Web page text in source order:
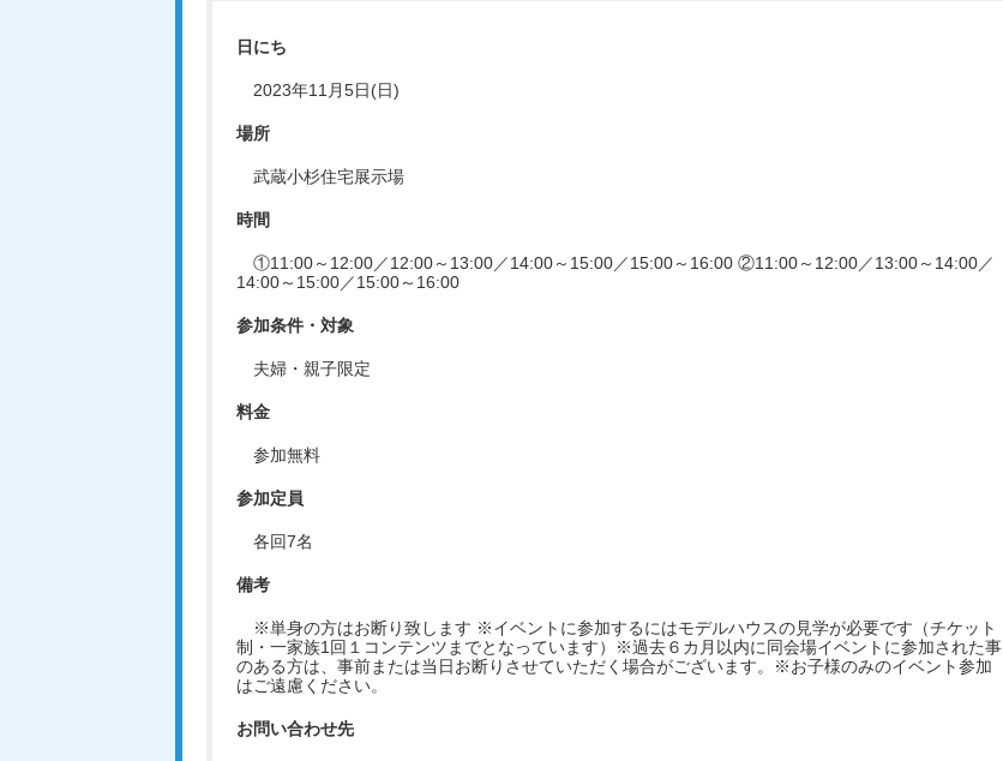
日にち
2023年11月5日(日)
場所
武蔵小杉住宅展示場
時間
①11:00～12:00／12:00～13:00／14:00～15:00／15:00～16:00 ②11:00～12:00／13:00～14:00／
14:00～15:00／15:00～16:00
参加条件・対象
夫婦・親子限定
料金
参加無料
参加定員
各回7名
備考
※単身の方はお断り致します ※イベントに参加するにはモデルハウスの見学が必要です（チケット
制・一家族1回１コンテンツまでとなっています）※過去６カ月以内に同会場イベントに参加された事
のある方は、事前または当日お断りさせていただく場合がございます。※お子様のみのイベント参加
はご遠慮ください。
お問い合わせ先